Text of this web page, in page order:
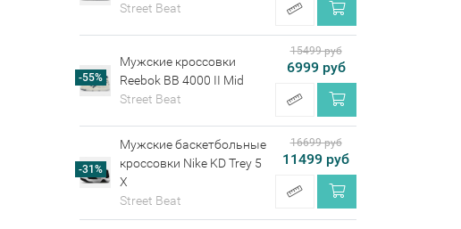
Street Beat
-55%
Мужские кроссовки
Reebok BB 4000 II Mid
Street Beat
15499 руб
6999 руб
-31%
Мужские баскетбольные
кроссовки Nike KD Trey 5
X
Street Beat
16699 руб
11499 руб